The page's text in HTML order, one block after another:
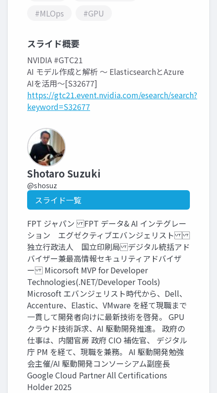
#MLOps
#GPU
スライド概要
NVIDIA #GTC21
AI モデル作成と解析 ～ ElasticsearchとAzure
AIを活用～[S32677]
https://gtc21.event.nvidia.com/esearch/search?
keyword=S32677
Shotaro Suzuki
@shosuz
スライド一覧
FPT ジャパン FPT データ& AI インテグレー
ション エグゼクティブエバンジェリスト
独立行政法人 国立印刷局 デジタル統括アド
バイザー兼最高情報セキュリティアドバイザ
ー Micorsoft MVP for Developer
Technologies(.NET/Developer Tools)
Microsoft エバンジェリスト時代から、Dell、
Accenture、Elastic、VMware を経て現職まで
一貫して開発者向けに最新技術を啓発。 GPU
クラウド技術訴求、AI 駆動開発推進。 政府の
仕事は、内閣官房 政府 CIO 補佐官、 デジタル
庁 PM を経て、現職を兼務。 AI 駆動開発勉強
会主催/AI 駆動開発コンソーシアム副座長
Google Cloud Partner All Certifications
Holder 2025